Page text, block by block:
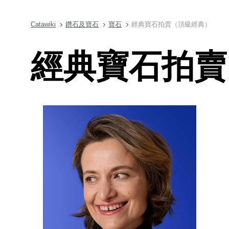
Catawiki 鑽石及寶石 寶石 經典寶石拍賣（頂級經典）
經典寶石拍